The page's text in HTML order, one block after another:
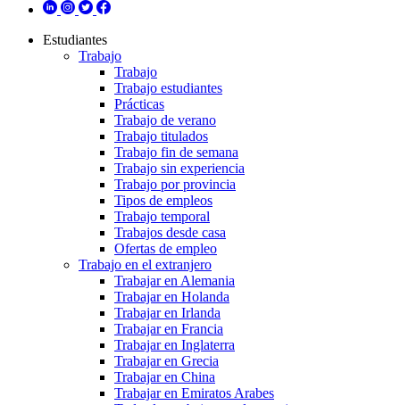
Estudiantes
Trabajo
Trabajo
Trabajo estudiantes
Prácticas
Trabajo de verano
Trabajo titulados
Trabajo fin de semana
Trabajo sin experiencia
Trabajo por provincia
Tipos de empleos
Trabajo temporal
Trabajos desde casa
Ofertas de empleo
Trabajo en el extranjero
Trabajar en Alemania
Trabajar en Holanda
Trabajar en Irlanda
Trabajar en Francia
Trabajar en Inglaterra
Trabajar en Grecia
Trabajar en China
Trabajar en Emiratos Arabes